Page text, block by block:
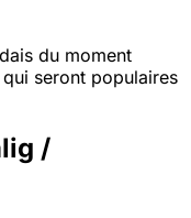
du moment
seront populaires
/